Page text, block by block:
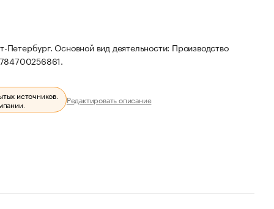
Основной вид деятельности: Производство
источников.
Редактировать описание